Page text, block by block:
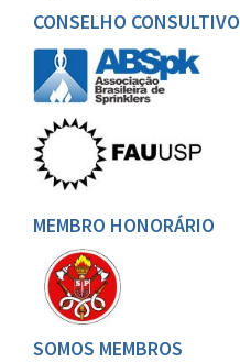
CONSELHO CONSULTIVO
MEMBRO HONORÁRIO
SOMOS MEMBROS